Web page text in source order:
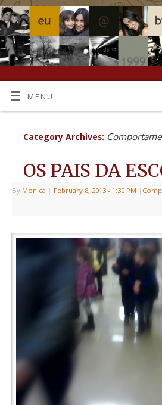
MENU
Category Archives:
OS PAIS DA
By Monica | February 8, 2013 - 1:30 PM |